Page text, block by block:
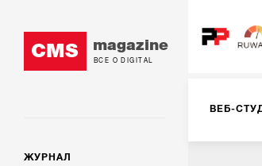
CMS magazine
ВСЕ О DIGITAL
ЖУРНАЛ
ВЕБ-